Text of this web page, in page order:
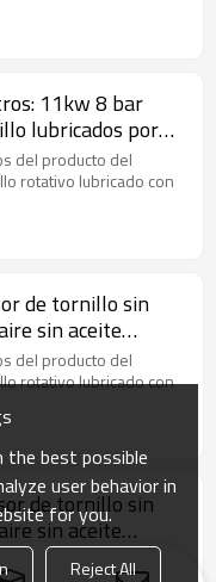
11kw 8 bar
lubricados por
MPa
del producto del
rotativo lubricado con
de tornillo sin
sin aceite
del producto del
rotativo lubricado con
de tornillo sin
sin aceite
del producto del
the best possible
user behavior in
for you.
Reject All